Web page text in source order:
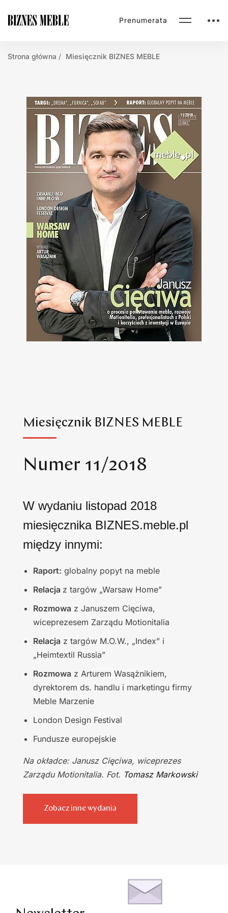
Prenumerata
Strona główna Miesięcznik BIZNES MEBLE
Miesięcznik BIZNES MEBLE
Numer 11/2018
W wydaniu listopad 2018
miesięcznika BIZNES.meble.pl
między innymi:
Raport: globalny popyt na meble
Relacja z targów „Warsaw Home”
Rozmowa z Januszem Cięciwa,
wiceprezesem Zarządu Motionitalia
Relacja z targów M.O.W., „Index” i
„Heimtextil Russia”
Rozmowa z Arturem Wasążnikiem,
dyrektorem ds. handlu i marketingu firmy
Meble Marzenie
London Design Festival
Fundusze europejskie
Na okładce: Janusz Cięciwa, wiceprezes
Zarządu Motionitalia. Fot. Tomasz Markowski
Zobacz inne wydania